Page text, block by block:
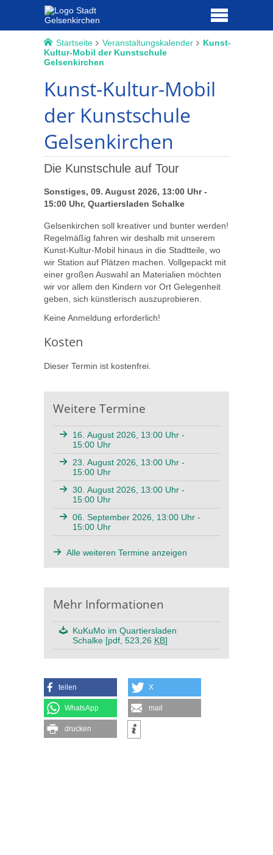
Startseite Veranstaltungskalender
Kunst-
Kultur-Mobil der Kunstschule
Gelsenkirchen
Kunst-Kultur-Mobil
der Kunstschule
Gelsenkirchen
Die Kunstschule auf Tour
Sonstiges, 09. August 2026, 13:00 Uhr -
15:00 Uhr, Quartiersladen Schalke
Gelsenkirchen soll kreativer und bunter werden!
Regelmäßig fahren wir deshalb mit unserem
Kunst-Kultur-Mobil hinaus in die Stadtteile, wo
wir Station auf Plätzen machen. Vollgepackt mit
einer großen Auswahl an Materialien möchten
wir vor allem den Kindern vor Ort Gelegenheit
geben, sich künstlerisch auszuprobieren.
Keine Anmeldung erforderlich!
Kosten
Dieser Termin ist kostenfrei.
Weitere Termine
16. August 2026, 13:00 Uhr -
15:00 Uhr
23. August 2026, 13:00 Uhr -
15:00 Uhr
30. August 2026, 13:00 Uhr -
15:00 Uhr
06. September 2026, 13:00 Uhr -
15:00 Uhr
Alle weiteren Termine anzeigen
Mehr Informationen
KuKuMo im Quartiersladen
Schalke [pdf, 523,26 KB]
teilen X
WhatsApp mail
drucken